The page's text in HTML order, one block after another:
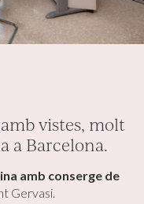
vistes, molt
a Barcelona.
amb conserge de
Gervasi.
Sempre activades